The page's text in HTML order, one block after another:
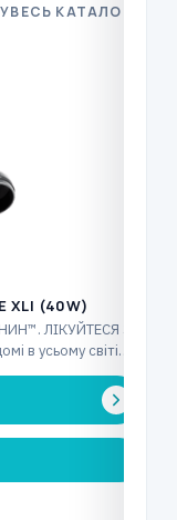
УВЕСЬ КАТАЛОГ
XLI (40W)
ЛІКУЙТЕСЯ З
в усьому світі